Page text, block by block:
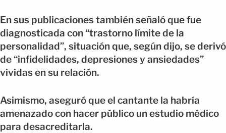
En sus publicaciones también señaló que fue
diagnosticada con “trastorno límite de la
personalidad”, situación que, según dijo, se derivó
de “infidelidades, depresiones y ansiedades”
vividas en su relación.
Asimismo, aseguró que el cantante la habría
amenazado con hacer público un estudio médico
para desacreditarla.